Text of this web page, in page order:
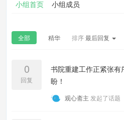
小组首页 小组成员
全部 精华 排序最后回复
0
回复
书院重建工作正紧张
盼！
观心斋主 发起了话题